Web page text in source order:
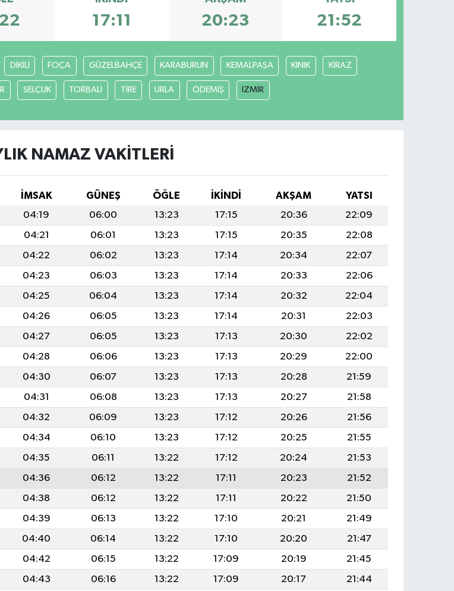
17:11 20:23 21:52
DİKİLİ FOÇA GÜZELBAHÇE KARABURUN KEMALPAŞA KINIK KİRAZ
SELÇUK TORBALI TİRE URLA ÖDEMİŞ İZMİR
NAMAZ VAKITLERI
İMSAK GÜNEŞ ÖĞLE İKINDI AKŞAM
YATSI
04:19 06:00 13:23 17:15 20:36
22:09
04:21 06:01 13:23 17:15 20:35
22:08
04:22 06:02 13:23 17:14 20:34
22:07
04:23 06:03 13:23 17:14 20:33
22:06
04:25 06:04 13:23 17:14 20:32
22:04
04:26 06:05 13:23 17:14 20:31
22:03
04:27 06:05 13:23 17:13 20:30
22:02
04:28 06:06 13:23 17:13 20:29
22:00
04:30 06:07 13:23 17:13 20:28
21:59
04:31 06:08 13:23 17:13 20:27
21:58
04:32 06:09 13:23 17:12 20:26
21:56
04:34 06:10 13:23 17:12 20:25
21:55
04:35 06:11 13:22 17:12 20:24
21:53
04:36 06:12 13:22 17:11 20:23
21:52
04:38 06:12 13:22 17:11 20:22
21:50
04:39 06:13 13:22 17:10 20:21
21:49
04:40 06:14 13:22 17:10 20:20
21:47
04:42 06:15 13:22 17:09 20:19
21:45
04:43 06:16 13:22 17:09 20:17
21:44